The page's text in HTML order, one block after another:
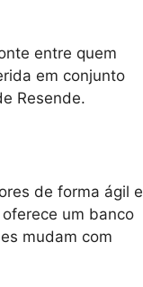
entre quem
em conjunto
Resende.
de forma ágil e
um banco
mudam com